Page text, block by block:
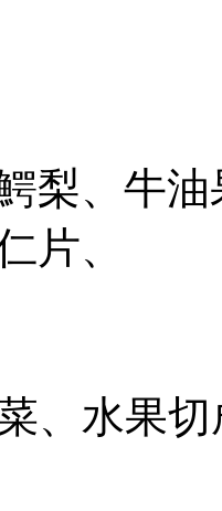
梨、牛
片、
、水果